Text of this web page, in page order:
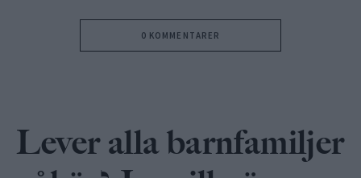
0 KOMMENTARER
Lever alla barnfamiljer